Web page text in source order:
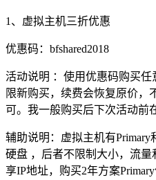
1、虚拟主机三折优惠
优惠码：bfshared2018
活动说明 ：使用优惠码购买
限新购买，续费会恢复原价，
可。我一般购买后下次活动前
辅助说明：虚拟主机有Primary
硬盘 ，后者不限制大小，流
享IP地址，购买2年方案